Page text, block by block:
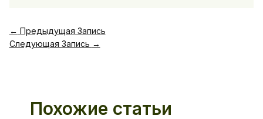
← Предыдущая Запись
Следующая Запись →
Похожие статьи